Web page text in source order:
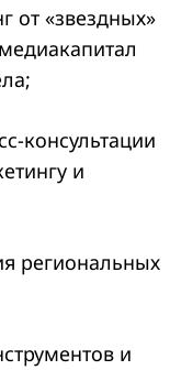
от «звездных»
консультации
и
региональных
и